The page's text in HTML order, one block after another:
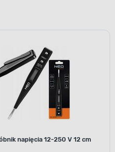
to
instalacji. Jego
na wspornikach
zatrzask. To
z tworzywa
solidny i doskonale
i przepięciem.
wyróżnia wysoki
napięcia 12-250 V 12 cm